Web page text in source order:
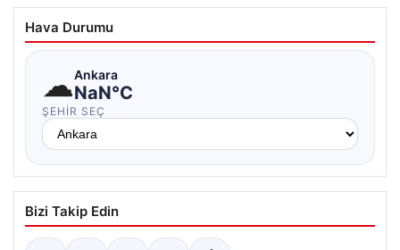
Hava Durumu
☁Ankara
NaN°C
ŞEHIR SEÇ
Bizi Takip Edin